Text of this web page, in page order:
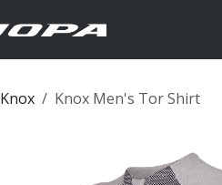
Knox Knox Men's Tor Shirt